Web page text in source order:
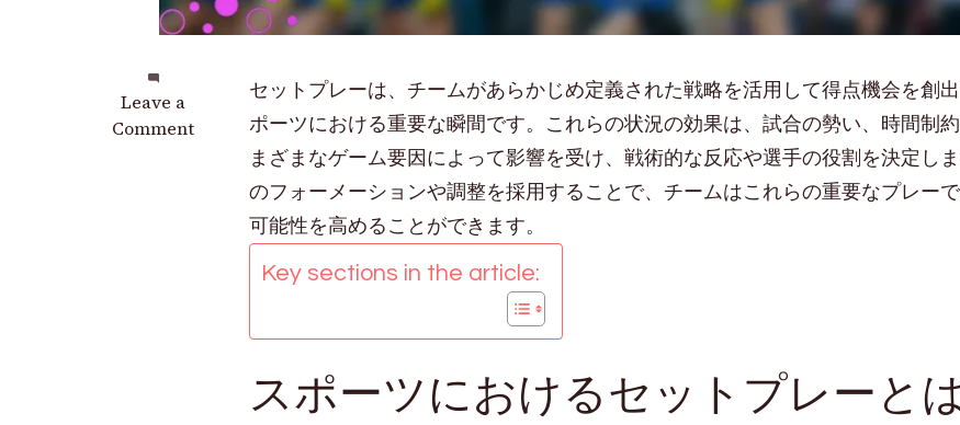
Leave a
Comment
on
セ
セットプレーは、チームがあらかじめ定義された戦略を活用して得点機会を創
ポーツにおける重要な瞬間です。これらの状況の効果は、試合の勢い、時間制
まざまなゲーム要因によって影響を受け、戦術的な反応や選手の役割を決定し
のフォーメーションや調整を採用することで、チームはこれらの重要なプレー
可能性を高めることができます。
Key sections in the article:
スポーツにおけるセットプレーと